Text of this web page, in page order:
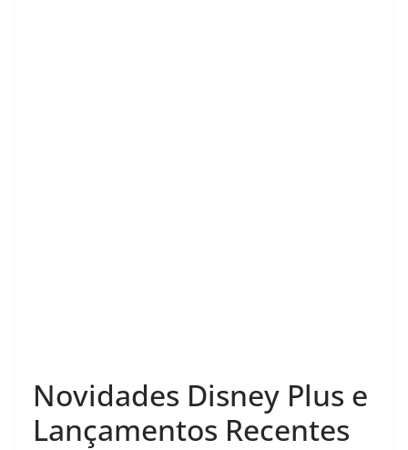
Novidades Disney Plus e
Lançamentos Recentes